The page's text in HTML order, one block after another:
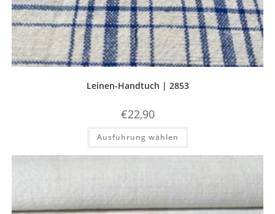
Leinen-Handtuch | 2853
€22,90
Ausführung wählen
Dieses
weist
mehrere
können
auf